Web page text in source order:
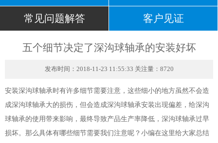
常见问题解答 客户见证
五个细节决定了深沟球轴承的安装好坏
发布时间：2018-11-23 11:55:33 关注量：8720
安装深沟球轴承时有许多细节需要注意，这些细小的地方虽然不会造
成深沟球轴承大的损伤，但会造成深沟球轴承安装出现偏差，给深沟
球轴承的使用带来影响，最终导致产品生产率降低，深沟球轴承过早
损坏。那么具体有哪些细节需要我们注意呢？小编在这里给大家总结